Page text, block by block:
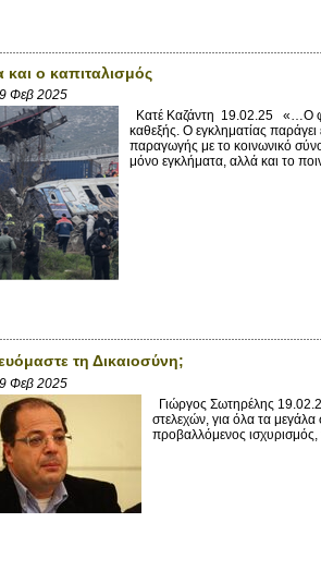
και ο καπιταλισμός
Φεβ 2025
Κατέ Καζάντη 19.02.25 «…Ο
καθεξής. Ο εγκληματίας
παραγωγής με το κοινωνικό
μόνο εγκλήματα, αλλά και το
τη Δικαιοσύνη;
Φεβ 2025
Γιώργος Σωτηρέλης
στελεχών, για όλα τα μεγάλα
προβαλλόμενος